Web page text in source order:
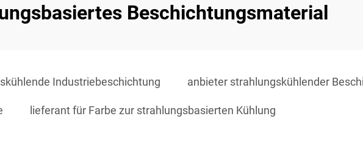
Beschichtungsmaterial
Industriebeschichtung anbieter strahlungskühlender
lieferant für Farbe zur strahlungsbasierten Kühlung